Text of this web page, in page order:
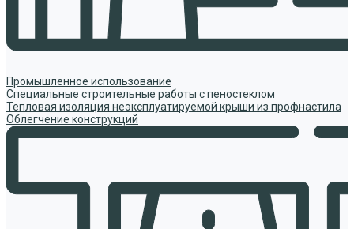
Промышленное использование
Специальные строительные работы с пеностеклом
Тепловая изоляция неэксплуатируемой крыши из профнастила
Облегчение конструкций